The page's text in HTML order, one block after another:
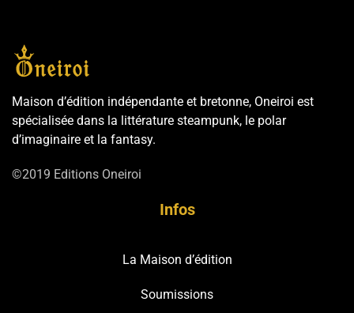
Maison d’édition indépendante et bretonne, Oneiroi est
spécialisée dans la littérature steampunk, le polar
d’imaginaire et la fantasy.
©2019 Editions Oneiroi
Infos
La Maison d’édition
Soumissions